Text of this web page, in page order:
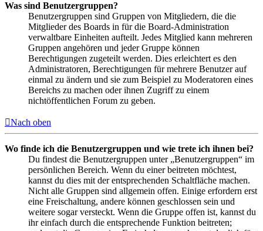
Was sind Benutzergruppen?
Benutzergruppen sind Gruppen von Mitgliedern, die die
Mitglieder des Boards in für die Board-Administration
verwaltbare Einheiten aufteilt. Jedes Mitglied kann mehreren
Gruppen angehören und jeder Gruppe können
Berechtigungen zugeteilt werden. Dies erleichtert es den
Administratoren, Berechtigungen für mehrere Benutzer auf
einmal zu ändern und sie zum Beispiel zu Moderatoren eines
Bereichs zu machen oder ihnen Zugriff zu einem
nichtöffentlichen Forum zu geben.
Nach oben
Wo finde ich die Benutzergruppen und wie trete ich ihnen bei?
Du findest die Benutzergruppen unter „Benutzergruppen“ im
persönlichen Bereich. Wenn du einer beitreten möchtest,
kannst du dies mit der entsprechenden Schaltfläche machen.
Nicht alle Gruppen sind allgemein offen. Einige erfordern erst
eine Freischaltung, andere können geschlossen sein und
weitere sogar versteckt. Wenn die Gruppe offen ist, kannst du
ihr einfach durch die entsprechende Funktion beitreten;